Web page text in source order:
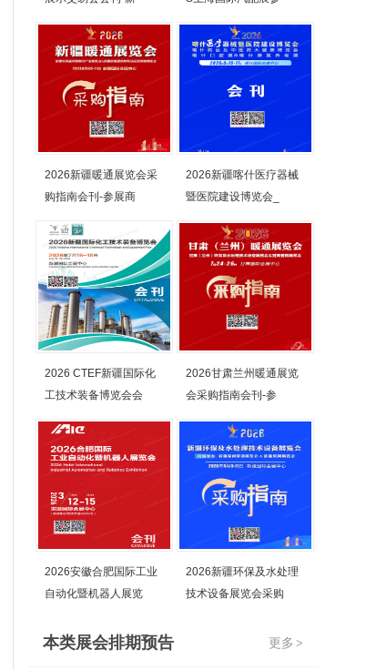
2026新疆暖通展览会采
购指南会刊-参展商
2026新疆喀什医疗器械
暨医院建设博览会_
2026 CTEF新疆国际化
工技术装备博览会会
2026甘肃兰州暖通展览
会采购指南会刊-参
2026安徽合肥国际工业
自动化暨机器人展览
2026新疆环保及水处理
技术设备展览会采购
更多 >
本类展会排期预告